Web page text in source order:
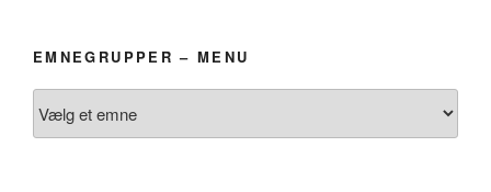
EMNEGRUPPER – MENU